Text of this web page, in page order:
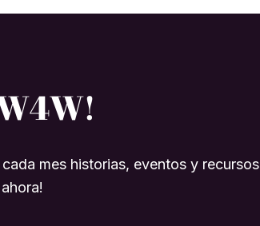
mes historias, eventos y recursos